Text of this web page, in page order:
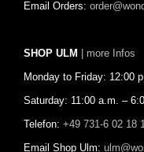
Email Orders:
SHOP ULM | more Infos
Monday to Friday: 12:00
Saturday: 11:00 a.m. –
Telefon: +49 731-6 02 18
Email Shop Ulm: